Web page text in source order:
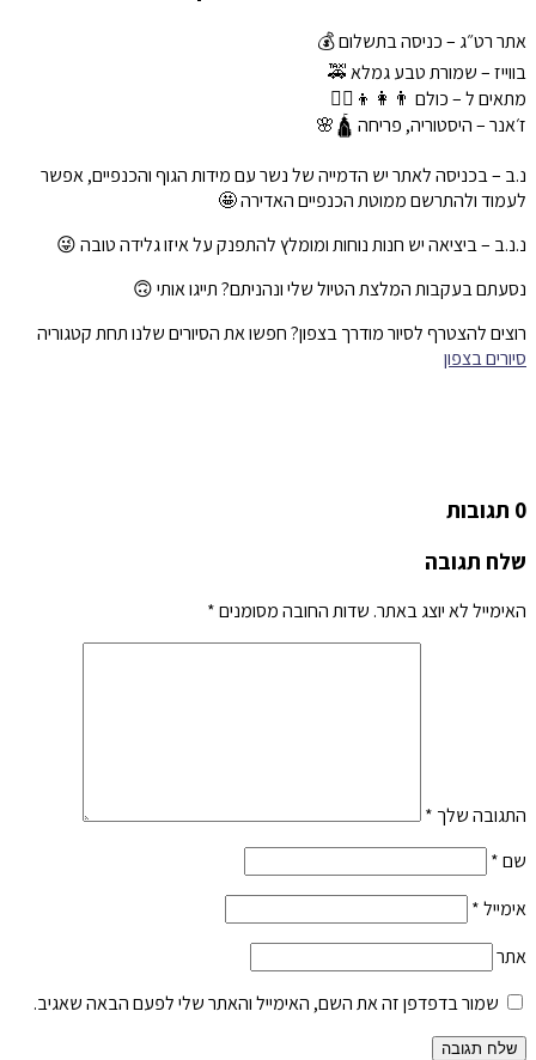
אתר רט״ג – כניסה בתשלום 💰
בווייז – שמורת טבע גמלא 🚕
מתאים ל – כולם 👨‍👩‍👦🚶‍♂️
ז׳אנר – היסטוריה, פריחה 🛕🌸
נ.ב – בכניסה לאתר יש הדמייה של נשר עם מידות הגוף והכנפיים, אפשר
לעמוד ולהתרשם ממוטת הכנפיים האדירה 🤩
נ.נ.ב – ביציאה יש חנות נוחות ומומלץ להתפנק על איזו גלידה טובה 😜
נסעתם בעקבות המלצת הטיול שלי ונהניתם? תייגו אותי 🙃
רוצים להצטרף לסיור מודרך בצפון? חפשו את הסיורים שלנו תחת קטגוריה
סיורים בצפון
0 תגובות
שלח תגובה
האימייל לא יוצג באתר. שדות החובה מסומנים*
התגובה שלך *
שם*
אימייל*
אתר
שמור בדפדפן זה את השם, האימייל והאתר שלי לפעם הבאה שאגיב.
שלח תגובה